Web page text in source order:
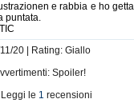
e rabbia e ho
puntata.
20 | Rating: Giallo
Spoiler!
Leggi le 1 recensioni